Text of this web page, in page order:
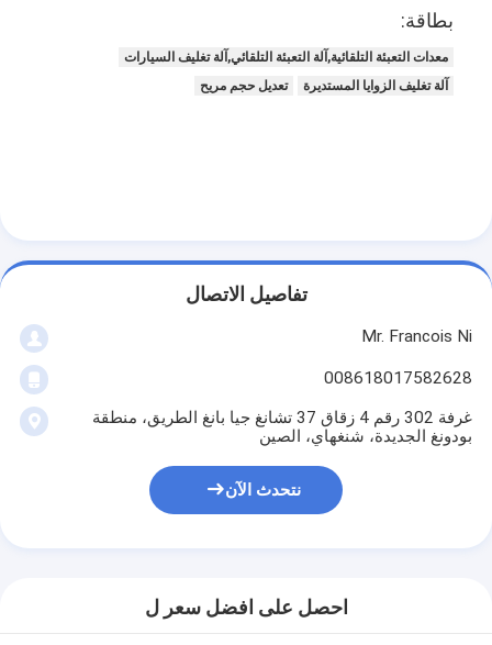
آلة التغليف التلقائيةبطاقة:
معدات التعبئة التلقائية,آلة التعبئة التلقائي,آلة تغليف السيارات
آلة تغليف الزوايا المستديرة
تعديل حجم مريح
تفاصيل الاتصال
Mr. Francois Ni
008618017582628
غرفة 302 رقم 4 زقاق 37 تشانغ جيا بانغ الطريق، منطقة
بودونغ الجديدة، شنغهاي، الصين
نتحدث الآن
احصل على افضل سعر ل